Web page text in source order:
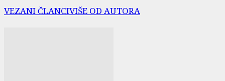
VEZANI ČLANCIVIŠE OD AUTORA